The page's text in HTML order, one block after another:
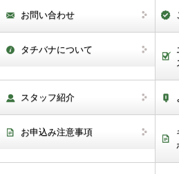
お問い合わせ
タチバナについて
スタッフ紹介
お申込み注意事項